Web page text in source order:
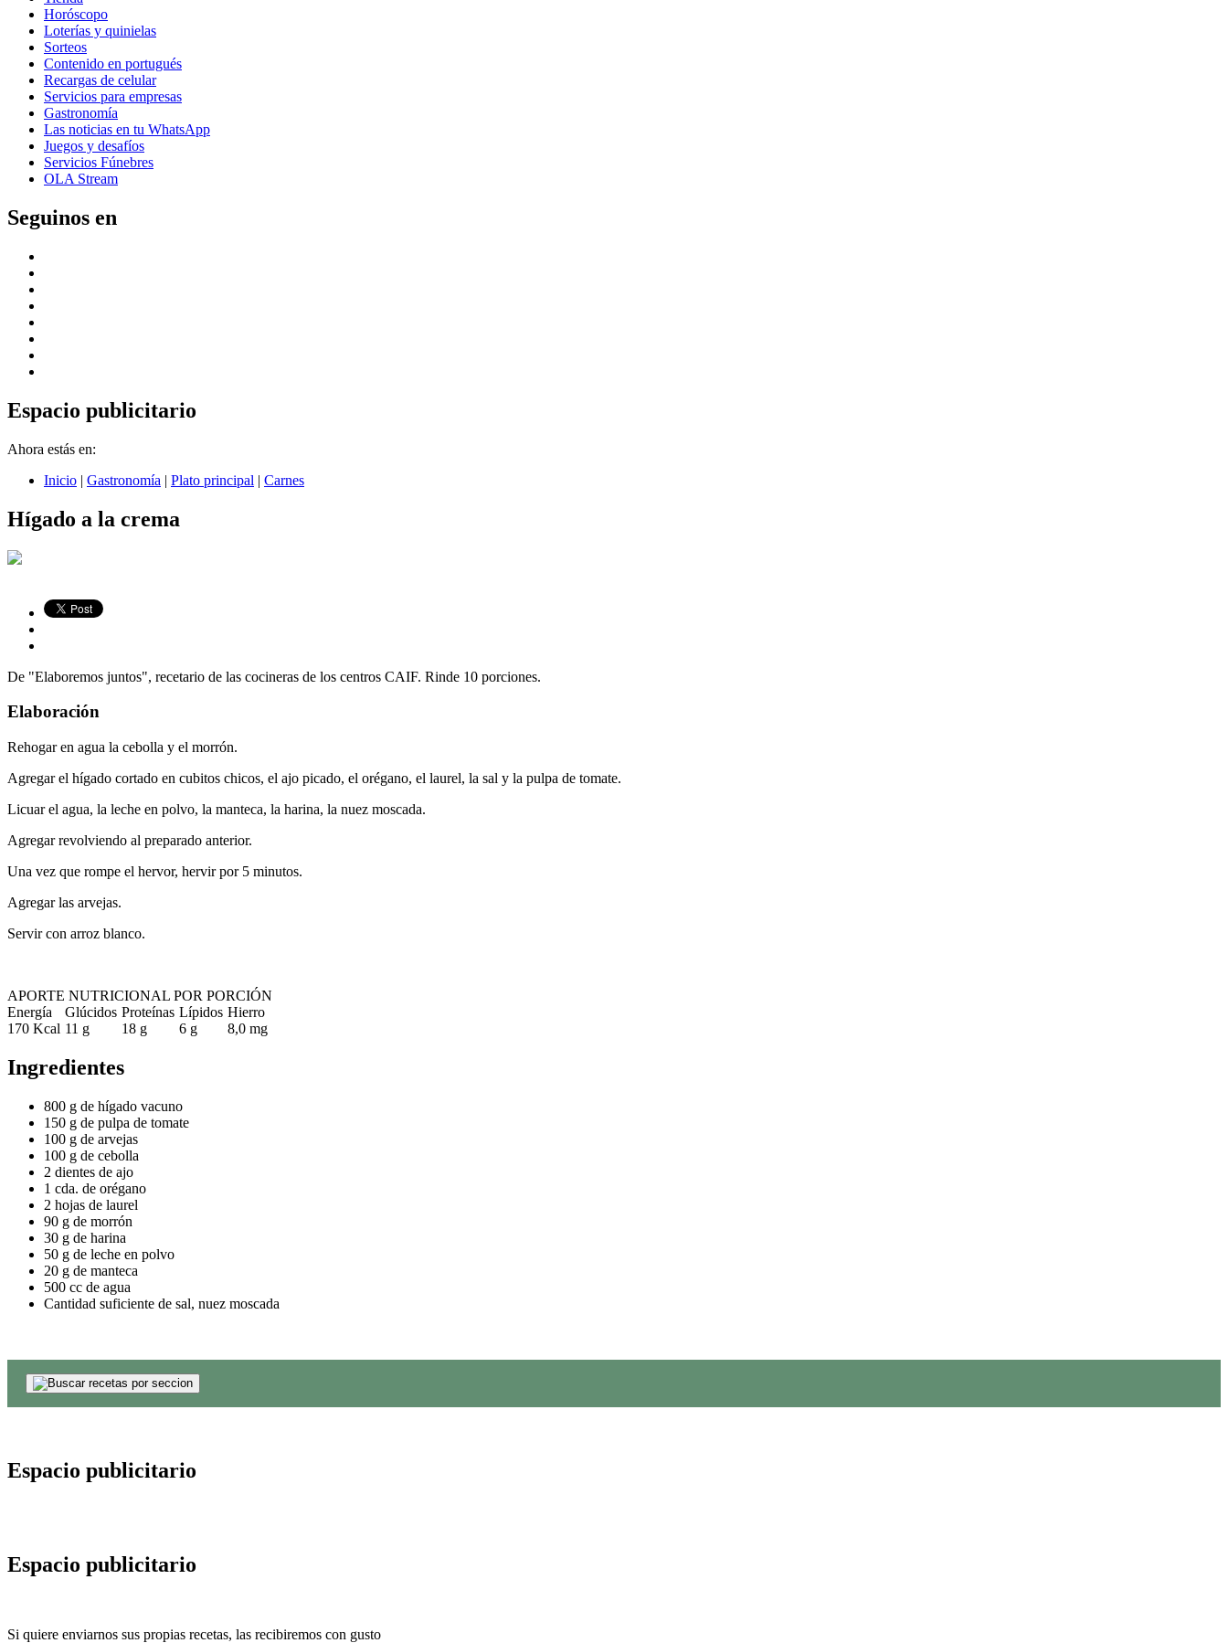
Horóscopo
Loterías y quinielas
Sorteos
Contenido en portugués
Recargas de celular
Servicios para empresas
Gastronomía
Las noticias en tu WhatsApp
Juegos y desafíos
Servicios Fúnebres
OLA Stream
Seguinos en
Espacio publicitario
Ahora estás en:
Inicio | Gastronomía | Plato principal | Carnes
Hígado a la crema
De "Elaboremos juntos", recetario de las cocineras de los centros CAIF. Rinde 10 porciones.
Elaboración
Rehogar en agua la cebolla y el morrón.
Agregar el hígado cortado en cubitos chicos, el ajo picado, el orégano, el laurel, la sal y la pulpa de tomate.
Licuar el agua, la leche en polvo, la manteca, la harina, la nuez moscada.
Agregar revolviendo al preparado anterior.
Una vez que rompe el hervor, hervir por 5 minutos.
Agregar las arvejas.
Servir con arroz blanco.
APORTE NUTRICIONAL POR PORCIÓN
Energía
Glúcidos Proteínas Lípidos Hierro
170 Kcal 11 g 18 g 6 g 8,0 mg
Ingredientes
800 g de hígado vacuno
150 g de pulpa de tomate
100 g de arvejas
100 g de cebolla
2 dientes de ajo
1 cda. de orégano
2 hojas de laurel
90 g de morrón
30 g de harina
50 g de leche en polvo
20 g de manteca
500 cc de agua
Cantidad suficiente de sal, nuez moscada
Espacio publicitario
Espacio publicitario
Si quiere enviarnos sus propias recetas, las recibiremos con gusto